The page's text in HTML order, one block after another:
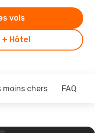
+ Hôtel
vols
moins chers FAQ